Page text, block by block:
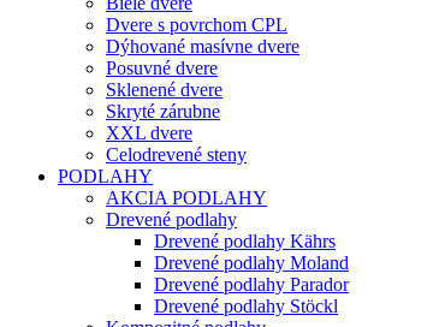
Dvere s povrchom CPL
Dýhované masívne dvere
Posuvné dvere
Sklenené dvere
Skryté zárubne
XXL dvere
Celodrevené steny
PODLAHY
AKCIA PODLAHY
Drevené podlahy
Drevené podlahy Kährs
Drevené podlahy Moland
Drevené podlahy Parador
Drevené podlahy Stöckl